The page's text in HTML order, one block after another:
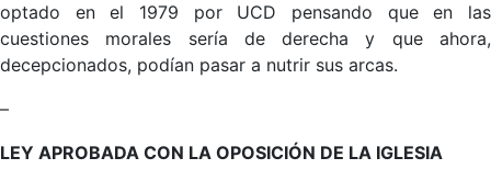
optado en el 1979 por UCD pensando que en las
cuestiones morales sería de derecha y que ahora,
decepcionados, podían pasar a nutrir sus arcas.
–
LEY APROBADA CON LA OPOSICIÓN DE LA IGLESIA